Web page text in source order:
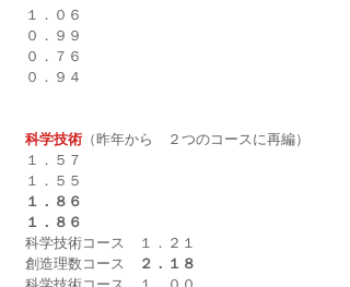
１．０６
０．９９
０．７６
０．９４
科学技術 （昨年から　２つのコースに再編）
１．５７
１．５５
１．８６
１．８６
科学技術コース　１．２１
創造理数コース
２．１８